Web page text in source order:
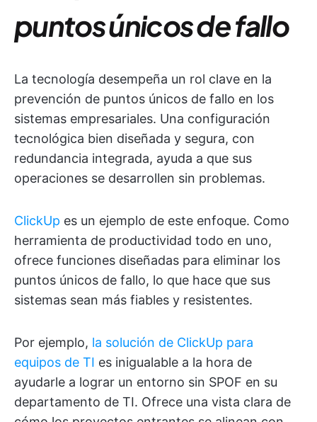
puntos únicos de fallo
La tecnología desempeña un rol clave en la
prevención de puntos únicos de fallo en los
sistemas empresariales. Una configuración
tecnológica bien diseñada y segura, con
redundancia integrada, ayuda a que sus
operaciones se desarrollen sin problemas.
ClickUp es un ejemplo de este enfoque. Como
herramienta de productividad todo en uno,
ofrece funciones diseñadas para eliminar los
puntos únicos de fallo, lo que hace que sus
sistemas sean más fiables y resistentes.
Por ejemplo, la solución de ClickUp para
equipos de TI es inigualable a la hora de
ayudarle a lograr un entorno sin SPOF en su
departamento de TI. Ofrece una vista clara de